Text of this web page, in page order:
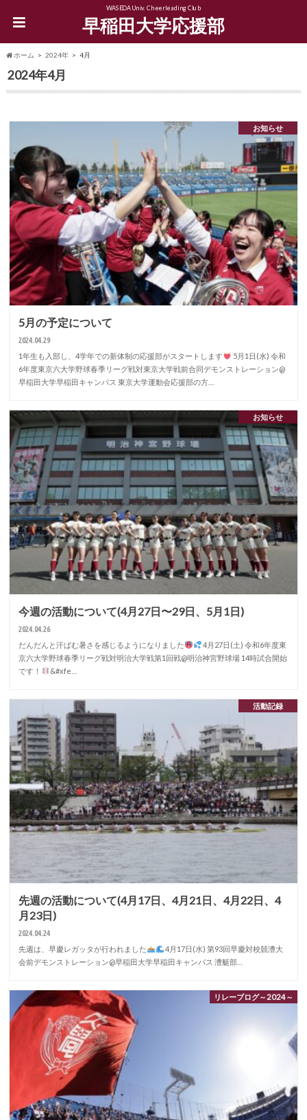
WASEDA Univ. Cheerleading Club
早稲田大学応援部
ホーム 2024年 4月
2024年4月
お知らせ
5月の予定について
2024.04.29
1年生も入部し、4学年での新体制の応援部がスタートします
5月1日(水) 令和
6年度東京六大学野球春季リーグ戦対東京大学戦前合同デモンストレーション@
早稲田大学早稲田キャンパス 東京大学運動会応援部の方…
お知らせ
今週の活動について(4月27日〜29日、5月1日)
2024.04.26
だんだんと汗ばむ暑さを感じるようになりました
4月27日(土) 令和6年度東
京六大学野球春季リーグ戦対明治大学戦第1回戦@明治神宮野球場 14時試合開始
です！
&#xfe…
活動記録
先週の活動について(4月17日、4月21日、4月22日、4
月23日)
2024.04.24
先週は、早慶レガッタが行われました
4月17日(水) 第93回早慶対校競漕大
会前デモンストレーション@早稲田大学早稲田キャンパス 漕艇部…
リレーブログ～2024～